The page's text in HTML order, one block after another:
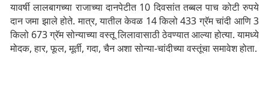
यावर्षी लालबागच्या राजाच्या दानपेटीत 10 दिवसांत तब्बल पाच कोटी रुपये
दान जमा झाले होते. मात्र, यातील केवळ 14 किलो 433 ग्रॅम चांदी आणि 3
किलो 673 ग्रॅम सोन्याच्या वस्तू लिलावासाठी ठेवण्यात आल्या होत्या. यामध्ये
मोदक, हार, फूल, मूर्ती, गदा, चैन अशा सोन्या-चांदीच्या वस्तूंचा समावेश होता.